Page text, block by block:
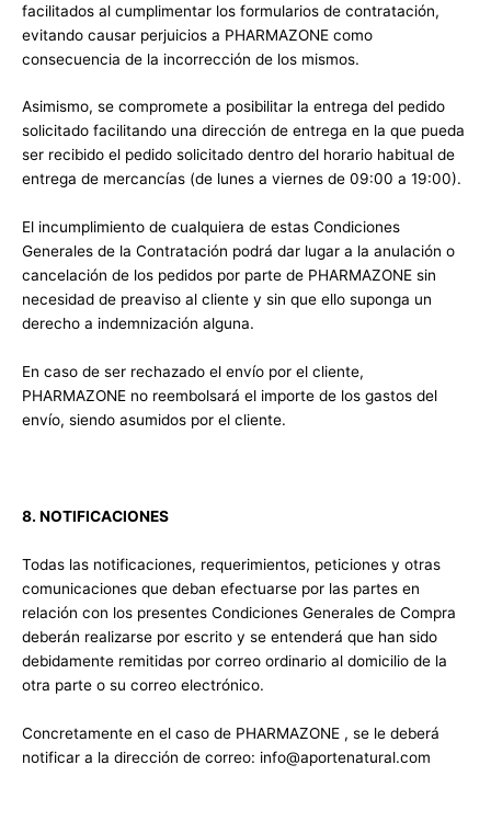
facilitados al cumplimentar los formularios de contratación,
evitando causar perjuicios a PHARMAZONE como
consecuencia de la incorrección de los mismos.
Asimismo, se compromete a posibilitar la entrega del pedido
solicitado facilitando una dirección de entrega en la que pueda
ser recibido el pedido solicitado dentro del horario habitual de
entrega de mercancías (de lunes a viernes de 09:00 a 19:00).
El incumplimiento de cualquiera de estas Condiciones
Generales de la Contratación podrá dar lugar a la anulación o
cancelación de los pedidos por parte de PHARMAZONE sin
necesidad de preaviso al cliente y sin que ello suponga un
derecho a indemnización alguna.
En caso de ser rechazado el envío por el cliente,
PHARMAZONE no reembolsará el importe de los gastos del
envío, siendo asumidos por el cliente.
8. NOTIFICACIONES
Todas las notificaciones, requerimientos, peticiones y otras
comunicaciones que deban efectuarse por las partes en
relación con los presentes Condiciones Generales de Compra
deberán realizarse por escrito y se entenderá que han sido
debidamente remitidas por correo ordinario al domicilio de la
otra parte o su correo electrónico.
Concretamente en el caso de PHARMAZONE , se le deberá
notificar a la dirección de correo: info@aportenatural.com